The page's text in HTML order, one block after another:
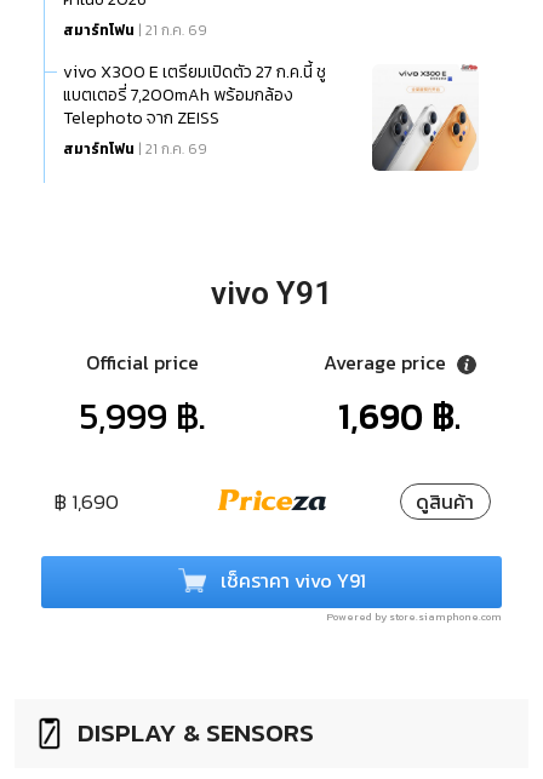
สมาร์ทโฟน | 21 ก.ค. 69
vivo X300 E เตรียมเปิดตัว 27 ก.ค.นี้ ชู
แบตเตอรี่ 7,200mAh พร้อมกล้อง
Telephoto จาก ZEISS
สมาร์ทโฟน | 21 ก.ค. 69
vivo Y91
Official price
5,999 ฿.
Average price
1,690 ฿.
฿ 1,690 ดูสินค้า
เช็คราคา vivo Y91
Powered by store.siamphone.com
DISPLAY & SENSORS